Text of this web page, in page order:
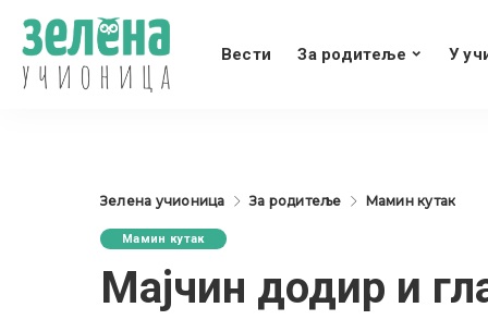
Вести За родитеље У
Зелена учионица За родитеље Мамин кутак
Мамин кутак
Мајчин додир и